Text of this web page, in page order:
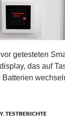
getesteten
das auf
Batterien
,TESTBERICHTE